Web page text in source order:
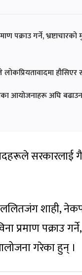
पक्राउ गर्ने,
आयोजनाहरू अघि
सरकारलाई
ललितजंग शाही,
पक्राउ
गरेका हुन् ।